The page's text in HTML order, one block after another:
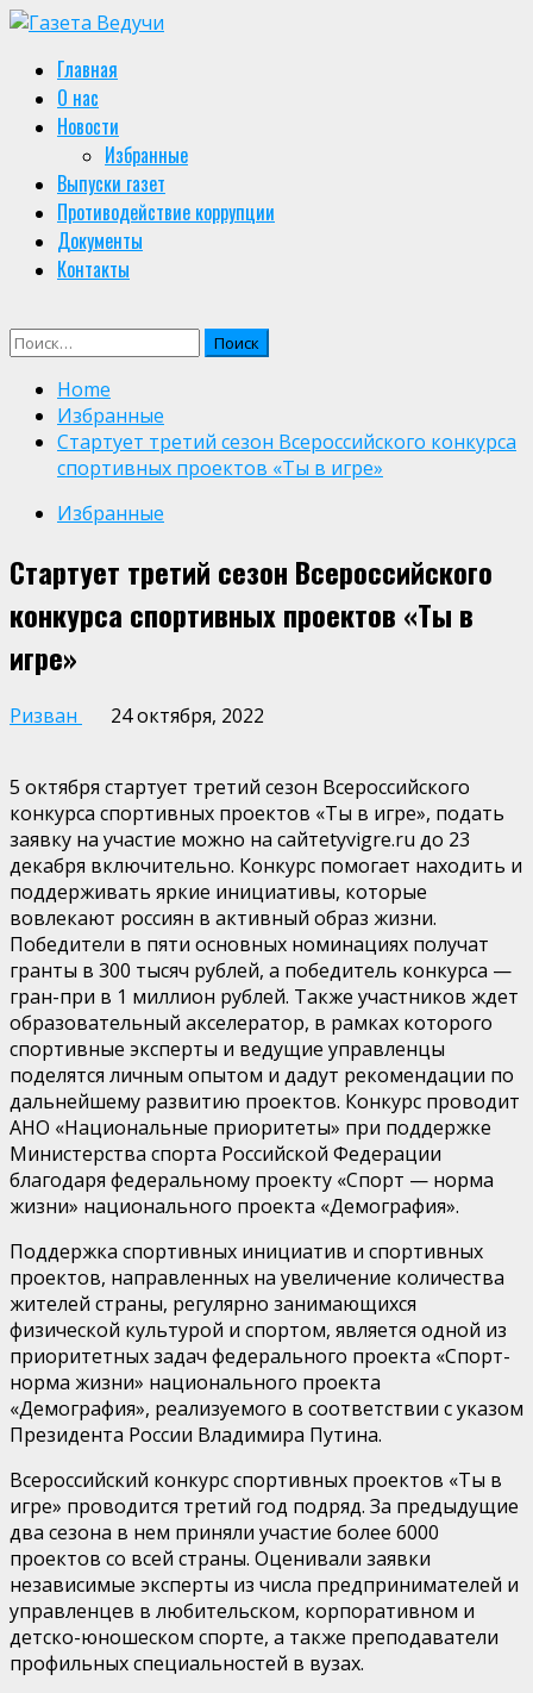
Skip
content
Primary
Menu
Главная
О нас
Новости
Избранные
Выпуски газет
Противодействие коррупции
Документы
Контакты
Найти:
Home
Избранные
Стартует третий сезон Всероссийского конкурса
спортивных проектов «Ты в игре»
Избранные
Стартует третий сезон Всероссийского
конкурса спортивных проектов «Ты в
игре»
Ризван 24 октября, 2022
5 октября стартует третий сезон Всероссийского
конкурса спортивных проектов «Ты в игре», подать
заявку на участие можно на сайтеtyvigre.ru до 23
декабря включительно. Конкурс помогает находить и
поддерживать яркие инициативы, которые
вовлекают россиян в активный образ жизни.
Победители в пяти основных номинациях получат
гранты в 300 тысяч рублей, а победитель конкурса —
гран-при в 1 миллион рублей. Также участников ждет
образовательный акселератор, в рамках которого
спортивные эксперты и ведущие управленцы
поделятся личным опытом и дадут рекомендации по
дальнейшему развитию проектов. Конкурс проводит
АНО «Национальные приоритеты» при поддержке
Министерства спорта Российской Федерации
благодаря федеральному проекту «Спорт — норма
жизни» национального проекта «Демография».
Поддержка спортивных инициатив и спортивных
проектов, направленных на увеличение количества
жителей страны, регулярно занимающихся
физической культурой и спортом, является одной из
приоритетных задач федерального проекта «Спорт-
норма жизни» национального проекта
«Демография», реализуемого в соответствии с указом
Президента России Владимира Путина.
Всероссийский конкурс спортивных проектов «Ты в
игре» проводится третий год подряд. За предыдущие
два сезона в нем приняли участие более 6000
проектов со всей страны. Оценивали заявки
независимые эксперты из числа предпринимателей и
управленцев в любительском, корпоративном и
детско-юношеском спорте, а также преподаватели
профильных специальностей в вузах.